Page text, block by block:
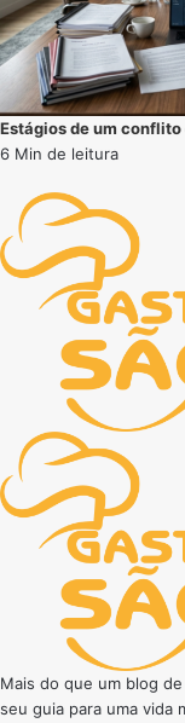
Estágios de um
6 Min de leitura
Mais do que um blog
seu guia para uma vida